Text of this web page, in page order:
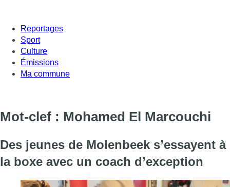
Reportages
Sport
Culture
Émissions
Ma commune
Mot-clef : Mohamed El Marcouchi
Des jeunes de Molenbeek s’essayent à
la boxe avec un coach d’exception